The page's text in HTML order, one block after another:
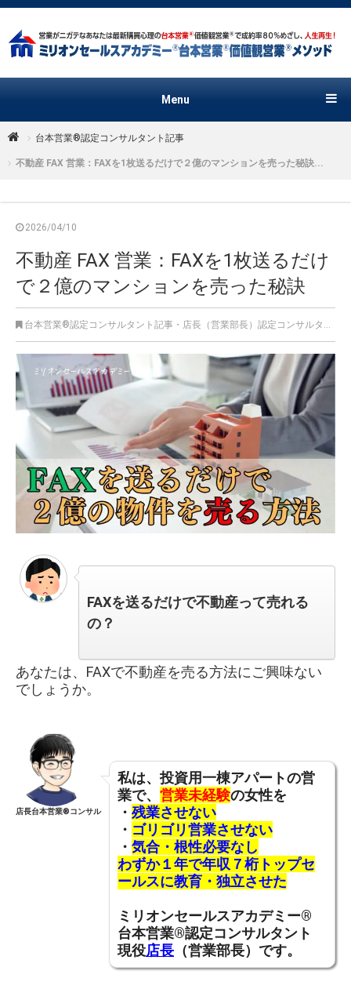
Menu
台本営業®︎認定コンサルタント記事
不動産 FAX 営業：FAXを1枚送るだけで２億のマンションを売った秘訣...
2026/04/10
不動産 FAX 営業：FAXを1枚送るだけ
で２億のマンションを売った秘訣
台本営業®︎認定コンサルタント記事 ・ 店長（営業部長）認定コンサルタント記事
FAXを送るだけで不動産って売れる
の？
あなたは、FAXで不動産を売る方法にご興味ない
でしょうか。
店長台本営業®︎コンサル
私は、投資用一棟アパートの営
業で、 営業未経験の女性を
・ 残業させない
・ ゴリゴリ営業させない
・ 気合・根性必要なし
わずか１年で年収７桁トップセ
ールスに教育・ 独立させた
ミリオンセールスアカデミー®︎
台本営業®︎認定コンサルタント
現役店長 （営業部長）です。